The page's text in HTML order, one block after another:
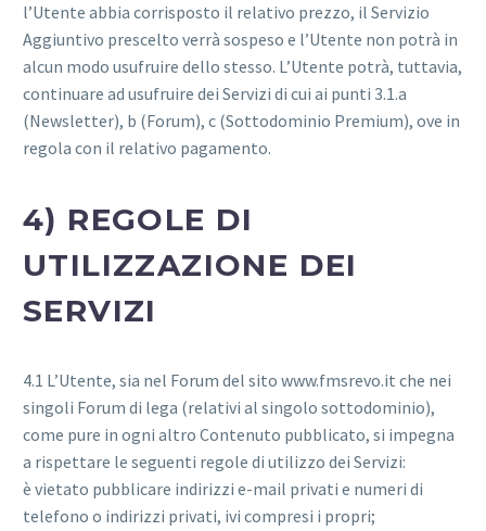
l’Utente abbia corrisposto il relativo prezzo, il Servizio
Aggiuntivo prescelto verrà sospeso e l’Utente non potrà in
alcun modo usufruire dello stesso. L’Utente potrà, tuttavia,
continuare ad usufruire dei Servizi di cui ai punti 3.1.a
(Newsletter), b (Forum), c (Sottodominio Premium), ove in
regola con il relativo pagamento.
4) REGOLE DI
UTILIZZAZIONE DEI
SERVIZI
4.1 L’Utente, sia nel Forum del sito www.fmsrevo.it che nei
singoli Forum di lega (relativi al singolo sottodominio),
come pure in ogni altro Contenuto pubblicato, si impegna
a rispettare le seguenti regole di utilizzo dei Servizi:
è vietato pubblicare indirizzi e-mail privati e numeri di
telefono o indirizzi privati, ivi compresi i propri;